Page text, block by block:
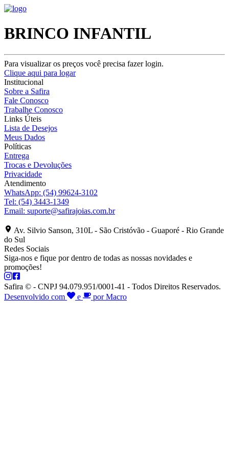
BRINCO INFANTIL
Para visualizar os preços você precisa fazer login.
Clique aqui para logar
Institucional
Sobre a Safira
Fale Conosco
Trabalhe Conosco
Links Úteis
Lista de Desejos
Meus Dados
Políticas
Entrega
Trocas e Devoluções
Privacidade
Atendimento
WhatsApp: (54) 99624-3102
Tel: (54) 3443-1349
Email: suporte@safirajoias.com.br
Av. Silvio Sanson, 310L - São Cristóvão - Guaporé - Rio Grande
do Sul
Redes Sociais
Siga-nos e fique por dentro de todas as nossas novidades e
promoções!
Safira © - CNPJ 94.079.951/0001-41 - Todos Direitos Reservados.
Desenvolvido com
e por Macro